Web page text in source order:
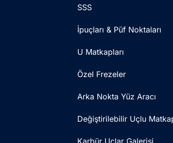
SSS
İpuçları & Püf Noktaları
U Matkapları
Özel Frezeler
Arka Nokta Yüz Aracı
Değiştirilebilir Uçlu